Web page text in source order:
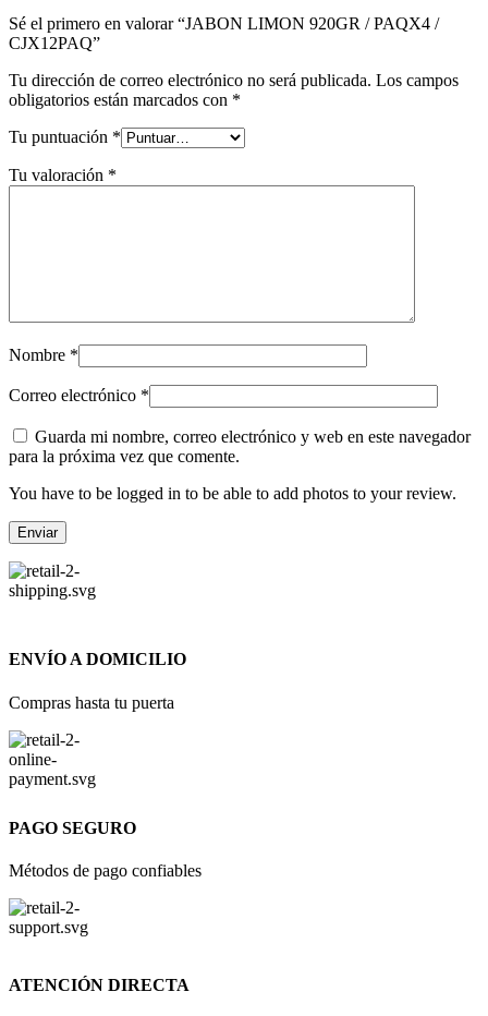
Sé el primero en valorar “JABON LIMON 920GR / PAQX4 /
CJX12PAQ”
Tu dirección de correo electrónico no será publicada. Los campos
obligatorios están marcados con *
Tu puntuación *
Tu valoración *
Nombre *
Correo electrónico *
Guarda mi nombre, correo electrónico y web en este navegador
para la próxima vez que comente.
You have to be logged in to be able to add photos to your review.
ENVÍO A DOMICILIO
Compras hasta tu puerta
PAGO SEGURO
Métodos de pago confiables
ATENCIÓN DIRECTA